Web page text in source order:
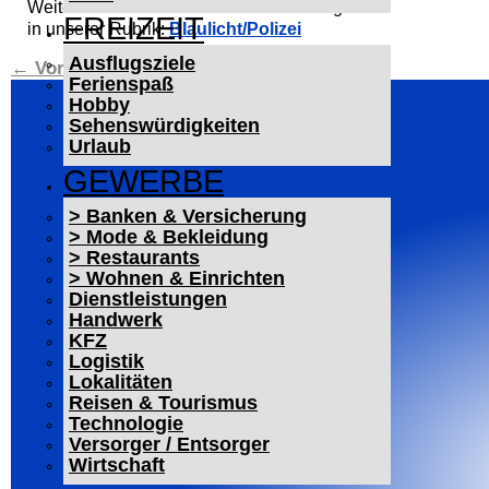
FREIZEIT
Ausflugsziele
Ferienspaß
Hobby
Sehenswürdigkeiten
Urlaub
GEWERBE
> Banken & Versicherung
> Mode & Bekleidung
> Restaurants
> Wohnen & Einrichten
Dienstleistungen
Handwerk
KFZ
Logistik
Lokalitäten
Reisen & Tourismus
Technologie
Versorger / Entsorger
Wirtschaft
Weitere Polizeiberichte aus dem Kraichgau
in unserer Rubrik:Blaulicht/Polizei
← Vorheriger Beitrag